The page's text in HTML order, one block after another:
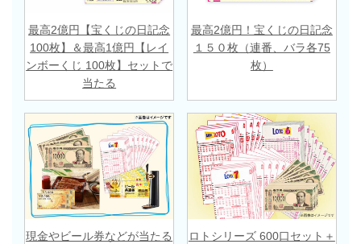
最高2億円【宝くじの日記念
100枚】＆最高1億円【レイ
ンボーくじ 100枚】セットで
当たる
最高2億円！宝くじの日記念
１５０枚（連番、バラ各75
枚）
現金やビール券などが当たる
ロトシリーズ 600口セット＋